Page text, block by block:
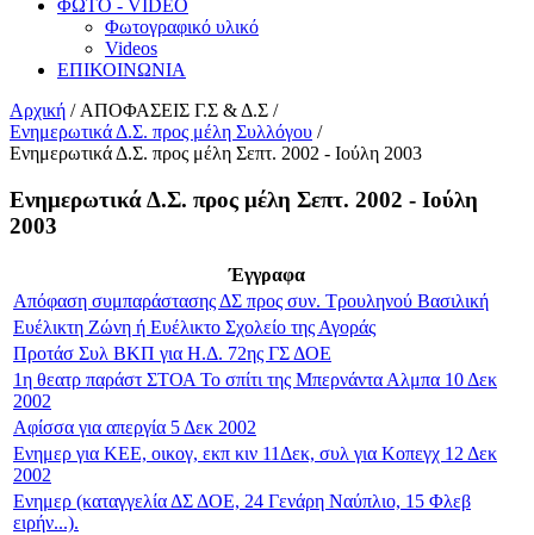
ΦΩΤΟ - VIDEO
Φωτογραφικό υλικό
Videos
ΕΠΙΚΟΙΝΩΝΙΑ
Αρχική / ΑΠΟΦΑΣΕΙΣ Γ.Σ & Δ.Σ /
Ενημερωτικά Δ.Σ. προς μέλη Συλλόγου /
Ενημερωτικά Δ.Σ. προς μέλη Σεπτ. 2002 - Ιούλη 2003
Ενημερωτικά Δ.Σ. προς μέλη Σεπτ. 2002 - Ιούλη
2003
Έγγραφα
Απόφαση συμπαράστασης ΔΣ προς συν. Τρουληνού Βασιλική
Ευέλικτη Ζώνη ή Ευέλικτο Σχολείο της Αγοράς
Προτάσ Συλ ΒΚΠ για Η.Δ. 72ης ΓΣ ΔΟΕ
1η θεατρ παράστ ΣΤΟΑ Το σπίτι της Μπερνάντα Αλμπα 10 Δεκ
2002
Αφίσσα για απεργία 5 Δεκ 2002
Ενημερ για ΚΕΕ, οικογ, εκπ κιν 11Δεκ, συλ για Κοπεγχ 12 Δεκ
2002
Ενημερ (καταγγελία ΔΣ ΔΟΕ, 24 Γενάρη Ναύπλιο, 15 Φλεβ
ειρήν...).